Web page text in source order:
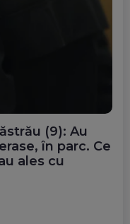
(9): Au
în parc. Ce
ales cu